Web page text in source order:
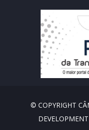
© COPYRIGHT